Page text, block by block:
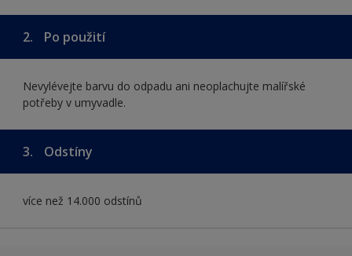
2. Po použití
Nevylévejte barvu do odpadu ani neoplachujte malířské
potřeby v umyvadle.
3. Odstíny
více než 14.000 odstínů